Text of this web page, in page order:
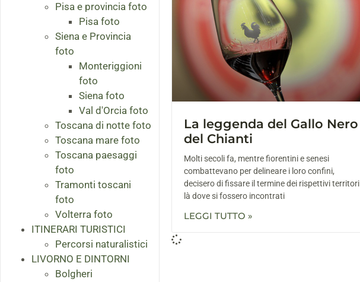
Pisa e provincia foto
Pisa foto
Siena e Provincia
foto
Monteriggioni
foto
Siena foto
Val d'Orcia foto
Toscana di notte foto
Toscana mare foto
Toscana paesaggi
foto
Tramonti toscani
foto
Volterra foto
ITINERARI TURISTICI
Percorsi naturalistici
LIVORNO E DINTORNI
Bolgheri
La leggenda del Gallo Nero
del Chianti
Molti secoli fa, mentre fiorentini e senesi
combattevano per delineare i loro confini,
decisero di fissare il termine dei rispettivi territori
là dove si fossero incontrati
LEGGI TUTTO »